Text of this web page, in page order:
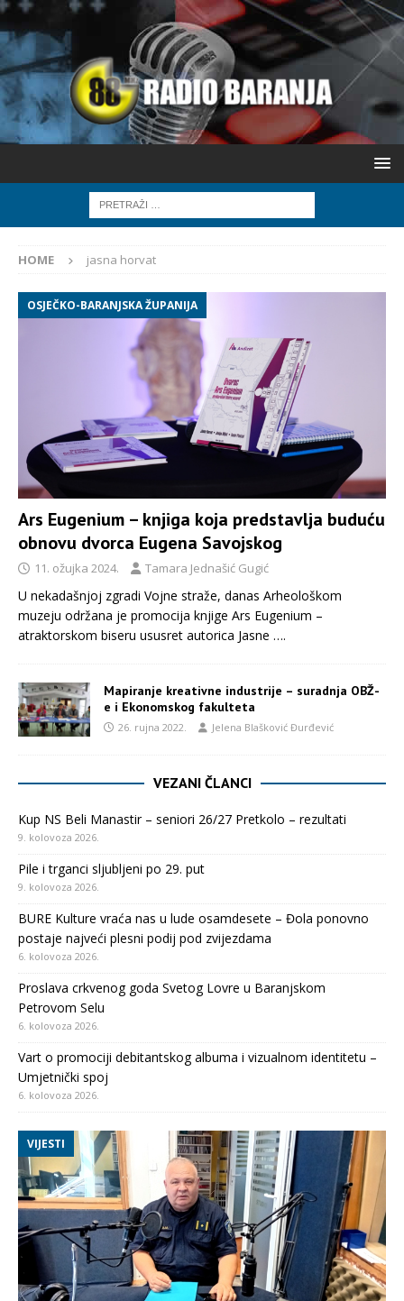
HOME jasna horvat
OSJEČKO-BARANJSKA ŽUPANIJA
Ars Eugenium – knjiga koja predstavlja buduću
obnovu dvorca Eugena Savojskog
11. ožujka 2024. Tamara Jednašić Gugić
U nekadašnjoj zgradi Vojne straže, danas Arheološkom
muzeju održana je promocija knjige Ars Eugenium –
atraktorskom biseru ususret autorica Jasne ….
Mapiranje kreativne industrije – suradnja OBŽ-
e i Ekonomskog fakulteta
26. rujna 2022. Jelena Blašković Đurđević
VEZANI ČLANCI
Kup NS Beli Manastir – seniori 26/27 Pretkolo – rezultati
9. kolovoza 2026.
Pile i trganci sljubljeni po 29. put
9. kolovoza 2026.
BURE Kulture vraća nas u lude osamdesete – Đola ponovno
postaje najveći plesni podij pod zvijezdama
6. kolovoza 2026.
Proslava crkvenog goda Svetog Lovre u Baranjskom
Petrovom Selu
6. kolovoza 2026.
Vart o promociji debitantskog albuma i vizualnom identitetu –
Umjetnički spoj
6. kolovoza 2026.
VIJESTI